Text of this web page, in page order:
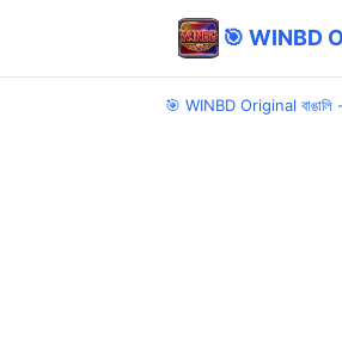
🎯 WINBD
🎯 WINBD Original